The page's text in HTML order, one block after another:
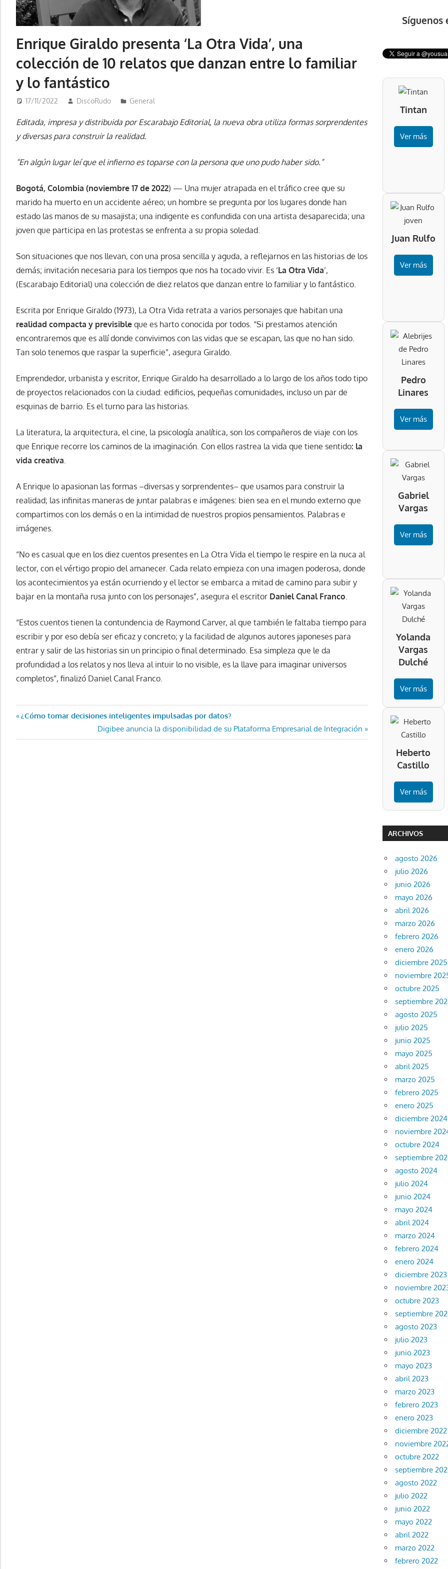
Enrique Giraldo presenta ‘La Otra Vida’, una
colección de 10 relatos que danzan entre lo familiar
y lo fantástico
17/11/2022 DiscoRudo General
Editada, impresa y distribuida por Escarabajo Editorial, la nueva obra utiliza formas sorprendentes
y diversas para construir la realidad.
“En algún lugar leí que el infierno es toparse con la persona que uno pudo haber sido.”
Bogotá, Colombia (noviembre 17 de 2022) — Una mujer atrapada en el tráfico cree que su
marido ha muerto en un accidente aéreo; un hombre se pregunta por los lugares donde han
estado las manos de su masajista; una indigente es confundida con una artista desaparecida; una
joven que participa en las protestas se enfrenta a su propia soledad.
Son situaciones que nos llevan, con una prosa sencilla y aguda, a reflejarnos en las historias de los
demás; invitación necesaria para los tiempos que nos ha tocado vivir. Es ‘La Otra Vida’,
(Escarabajo Editorial) una colección de diez relatos que danzan entre lo familiar y lo fantástico.
Escrita por Enrique Giraldo (1973), La Otra Vida retrata a varios personajes que habitan una
realidad compacta y previsible que es harto conocida por todos. “Si prestamos atención
encontraremos que es allí donde convivimos con las vidas que se escapan, las que no han sido.
Tan solo tenemos que raspar la superficie”, asegura Giraldo.
Emprendedor, urbanista y escritor, Enrique Giraldo ha desarrollado a lo largo de los años todo tipo
de proyectos relacionados con la ciudad: edificios, pequeñas comunidades, incluso un par de
esquinas de barrio. Es el turno para las historias.
La literatura, la arquitectura, el cine, la psicología analítica, son los compañeros de viaje con los
que Enrique recorre los caminos de la imaginación. Con ellos rastrea la vida que tiene sentido: la
vida creativa.
A Enrique lo apasionan las formas –diversas y sorprendentes– que usamos para construir la
realidad; las infinitas maneras de juntar palabras e imágenes: bien sea en el mundo externo que
compartimos con los demás o en la intimidad de nuestros propios pensamientos. Palabras e
imágenes.
“No es casual que en los diez cuentos presentes en La Otra Vida el tiempo le respire en la nuca al
lector, con el vértigo propio del amanecer. Cada relato empieza con una imagen poderosa, donde
los acontecimientos ya están ocurriendo y el lector se embarca a mitad de camino para subir y
bajar en la montaña rusa junto con los personajes”, asegura el escritor Daniel Canal Franco.
“Estos cuentos tienen la contundencia de Raymond Carver, al que también le faltaba tiempo para
escribir y por eso debía ser eficaz y concreto; y la facilidad de algunos autores japoneses para
entrar y salir de las historias sin un principio o final determinado. Esa simpleza que le da
profundidad a los relatos y nos lleva al intuir lo no visible, es la llave para imaginar universos
completos”, finalizó Daniel Canal Franco.
Navegación
de
Entrada
¿Cómo tomar decisiones inteligentes impulsadas por datos?
Entrada
siguiente:
Digibee anuncia la disponibilidad de su Plataforma Empresarial de Integración
Síguenos
Tintan
Ver más
Juan Rulfo
Ver más
Pedro
Linares
Ver más
Gabriel
Vargas
Ver más
Yolanda
Vargas
Dulché
Ver más
Heberto
Castillo
Ver más
ARCHIVOS
agosto 2026
julio 2026
junio 2026
mayo 2026
abril 2026
marzo 2026
febrero 2026
enero 2026
diciembre 2025
noviembre
octubre 2025
septiembre
agosto 2025
julio 2025
junio 2025
mayo 2025
abril 2025
marzo 2025
febrero 2025
enero 2025
diciembre 2024
noviembre
octubre 2024
septiembre
agosto 2024
julio 2024
junio 2024
mayo 2024
abril 2024
marzo 2024
febrero 2024
enero 2024
diciembre 2023
noviembre
octubre 2023
septiembre
agosto 2023
julio 2023
junio 2023
mayo 2023
abril 2023
marzo 2023
febrero 2023
enero 2023
diciembre 2022
noviembre
octubre 2022
septiembre
agosto 2022
julio 2022
junio 2022
mayo 2022
abril 2022
marzo 2022
febrero 2022